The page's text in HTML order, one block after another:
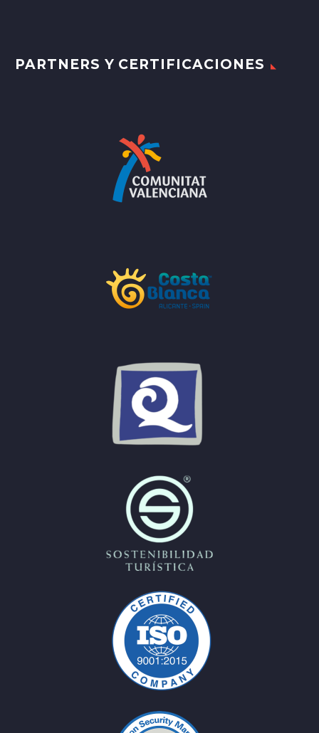
PARTNERS Y CERTIFICACIONES